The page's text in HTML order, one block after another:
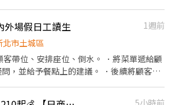
原住民、二度就業、學生實習 等
外場假日工讀生
1週前
北市土城區
帶位、安排座位、倒水。 ．將菜單遞給顧
，並給予餐點上的建議。 ．後續將顧客點
5小時前